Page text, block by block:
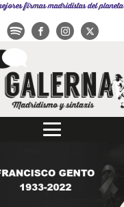
firmas madridistas del planeta